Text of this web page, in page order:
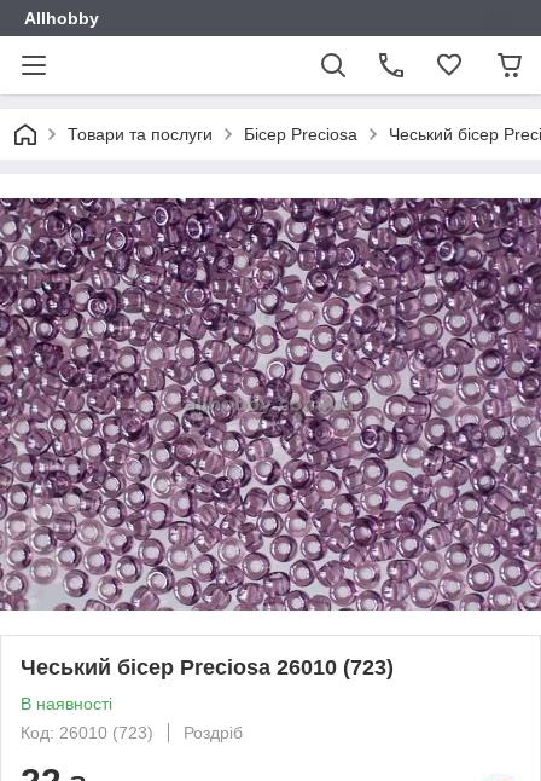
Allhobby
Товари та послуги Бісер Preciosa Чеський бісер
Чеський бісер Preciosa 26010 (723)
В наявності
Код: 26010 (723)
Роздріб